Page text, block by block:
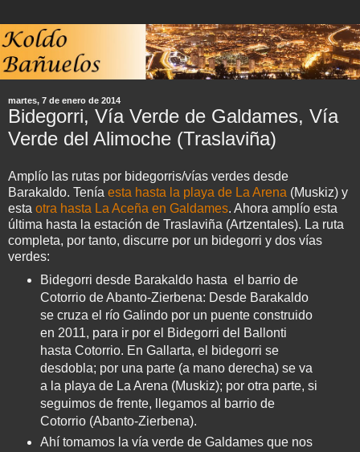
martes, 7 de enero de 2014
Bidegorri, Vía Verde de Galdames, Vía
Verde del Alimoche (Traslaviña)
Amplío las rutas por bidegorris/vías verdes desde
Barakaldo. Tenía esta hasta la playa de La Arena (Muskiz) y
esta otra hasta La Aceña en Galdames. Ahora amplío esta
última hasta la estación de Traslaviña (Artzentales). La ruta
completa, por tanto, discurre por un bidegorri y dos vías
verdes:
Bidegorri desde Barakaldo hasta el barrio de
Cotorrio de Abanto-Zierbena: Desde Barakaldo
se cruza el río Galindo por un puente construido
en 2011, para ir por el Bidegorri del Ballonti
hasta Cotorrio. En Gallarta, el bidegorri se
desdobla; por una parte (a mano derecha) se va
a la playa de La Arena (Muskiz); por otra parte, si
seguimos de frente, llegamos al barrio de
Cotorrio (Abanto-Zierbena).
Ahí tomamos la vía verde de Galdames que nos